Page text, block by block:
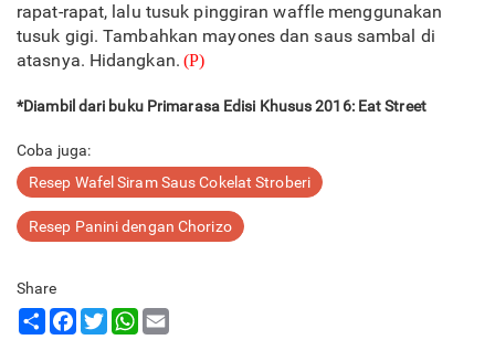
rapat-rapat, lalu tusuk pinggiran waffle menggunakan
tusuk gigi. Tambahkan mayones dan saus sambal di
atasnya. Hidangkan. (P)
*Diambil dari buku Primarasa Edisi Khusus 2016: Eat Street
Coba juga:
Resep Wafel Siram Saus Cokelat Stroberi
Resep Panini dengan Chorizo
Share
ShareFacebook
TwitterWhatsApp